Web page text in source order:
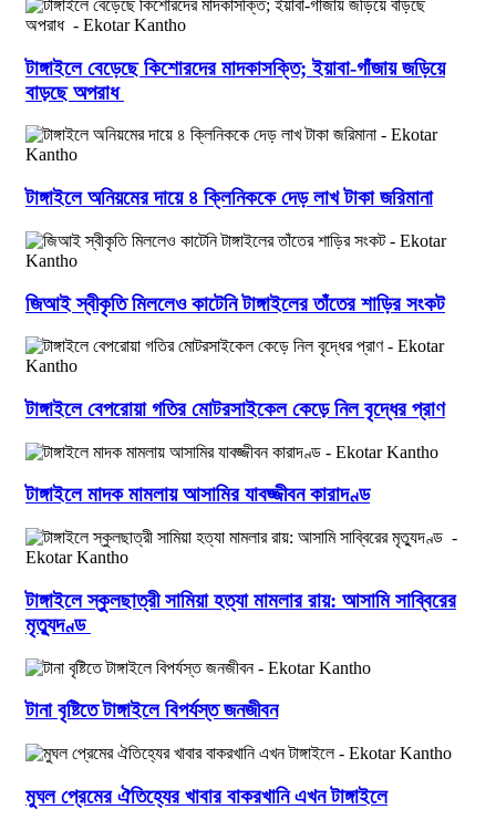
টাঙ্গাইলে বেড়েছে কিশোরদের মাদকাসক্তি; ইয়াবা-গাঁজায় জড়িয়ে
বাড়ছে অপরাধ
টাঙ্গাইলে অনিয়মের দায়ে ৪ ক্লিনিককে দেড় লাখ টাকা জরিমানা
জিআই স্বীকৃতি মিললেও কাটেনি টাঙ্গাইলের তাঁতের শাড়ির সংকট
টাঙ্গাইলে বেপরোয়া গতির মোটরসাইকেল কেড়ে নিল বৃদ্ধের প্রাণ
টাঙ্গাইলে মাদক মামলায় আসামির যাবজ্জীবন কারাদণ্ড
টাঙ্গাইলে স্কুলছাত্রী সামিয়া হত্যা মামলার রায়: আসামি সাব্বিরের
মৃত্যুদণ্ড
টানা বৃষ্টিতে টাঙ্গাইলে বিপর্যস্ত জনজীবন
মুঘল প্রেমের ঐতিহ্যের খাবার বাকরখানি এখন টাঙ্গাইলে